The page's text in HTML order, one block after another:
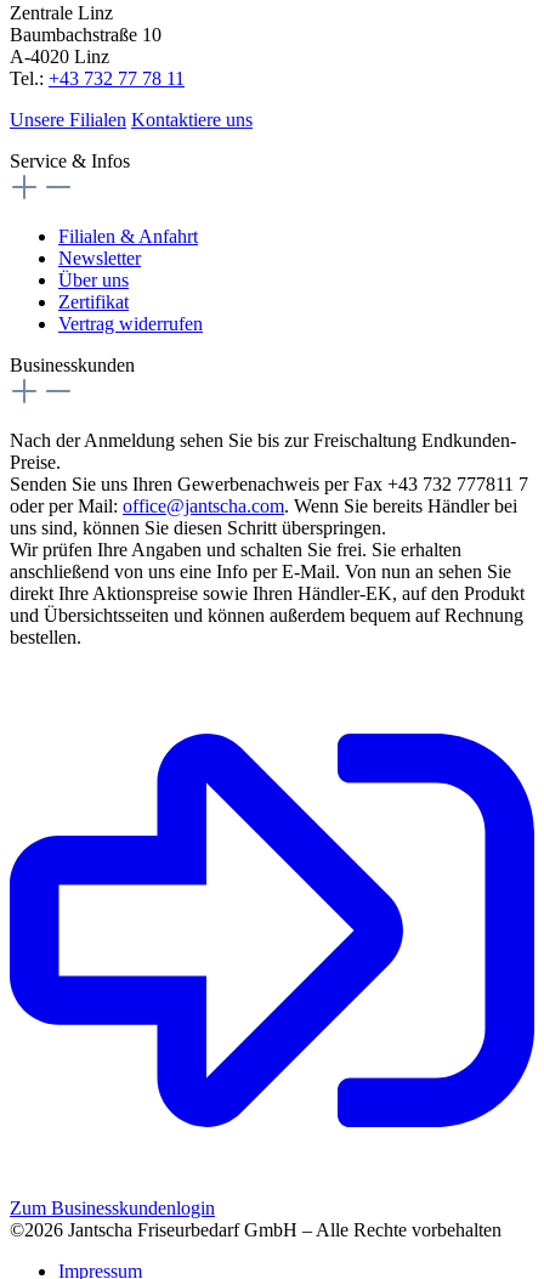
Zentrale Linz
Baumbachstraße 10
A-4020 Linz
Tel.: +43 732 77 78 11
Unsere Filialen Kontaktiere uns
Service & Infos
Filialen & Anfahrt
Newsletter
Über uns
Zertifikat
Vertrag widerrufen
Businesskunden
Nach der Anmeldung sehen Sie bis zur Freischaltung Endkunden-
Preise.
Senden Sie uns Ihren Gewerbenachweis per Fax +43 732 777811 7
oder per Mail: office@jantscha.com. Wenn Sie bereits Händler bei
uns sind, können Sie diesen Schritt überspringen.
Wir prüfen Ihre Angaben und schalten Sie frei. Sie erhalten
anschließend von uns eine Info per E-Mail. Von nun an sehen Sie
direkt Ihre Aktionspreise sowie Ihren Händler-EK, auf den Produkt
und Übersichtsseiten und können außerdem bequem auf Rechnung
bestellen.
Zum Businesskundenlogin
©2026 Jantscha Friseurbedarf GmbH – Alle Rechte vorbehalten
Impressum